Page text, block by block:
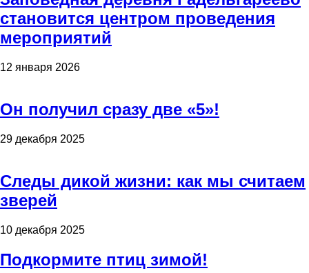
становится центром проведения
мероприятий
12 января 2026
Он получил сразу две «5»!
29 декабря 2025
Следы дикой жизни: как мы считаем
зверей
10 декабря 2025
Подкормите птиц зимой!